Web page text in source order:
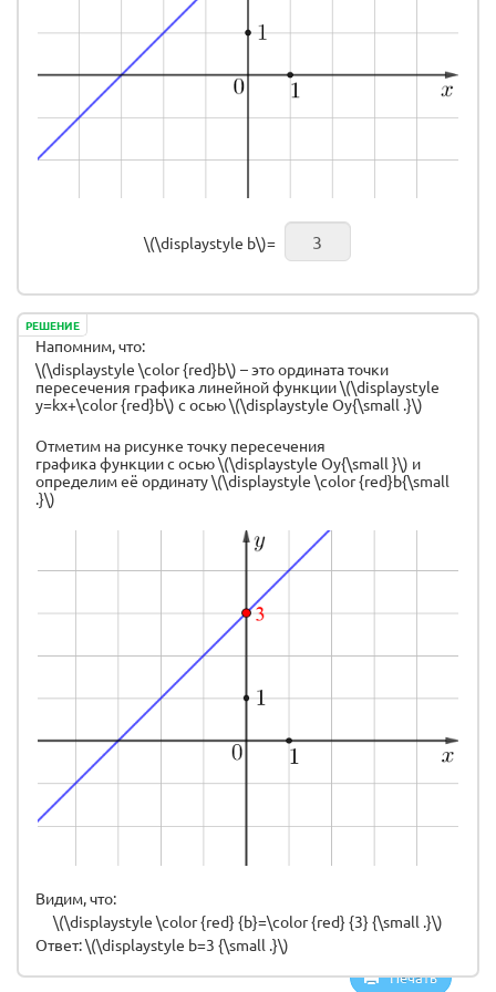
Печать
\(\displaystyle b\)=
РЕШЕНИЕ
Напомним, что:
\(\displaystyle \color {red}b\) – это ордината точки
пересечения графика линейной функции \(\displaystyle
y=kx+\color {red}b\) с осью \(\displaystyle Oy{\small .}\)
Отметим на рисунке точку пересечения
графика функции с осью \(\displaystyle Oy{\small }\) и
определим её ординату \(\displaystyle \color {red}b{\small
.}\)
Видим, что:
\(\displaystyle \color {red} {b}=\color {red} {3} {\small .}\)
Ответ: \(\displaystyle b=3 {\small .}\)